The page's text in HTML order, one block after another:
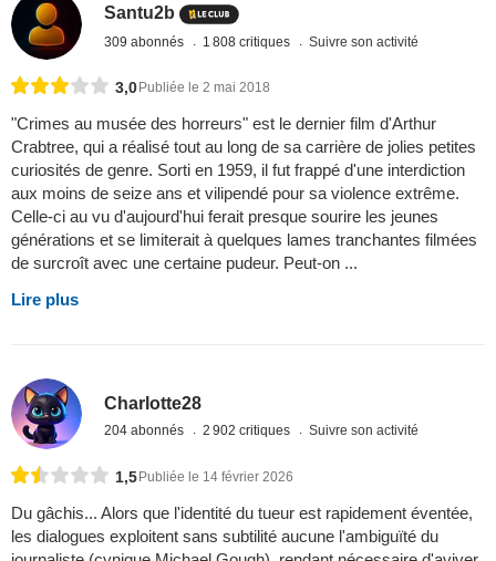
Santu2b
309 abonnés 1 808 critiques Suivre son activité
3,0Publiée le 2 mai 2018
"Crimes au musée des horreurs" est le dernier film d'Arthur
Crabtree, qui a réalisé tout au long de sa carrière de jolies petites
curiosités de genre. Sorti en 1959, il fut frappé d'une interdiction
aux moins de seize ans et vilipendé pour sa violence extrême.
Celle-ci au vu d'aujourd'hui ferait presque sourire les jeunes
générations et se limiterait à quelques lames tranchantes filmées
de surcroît avec une certaine pudeur. Peut-on ...
Lire plus
Charlotte28
204 abonnés 2 902 critiques Suivre son activité
1,5 Publiée le 14 février 2026
Du gâchis... Alors que l'identité du tueur est rapidement éventée,
les dialogues exploitent sans subtilité aucune l'ambiguïté du